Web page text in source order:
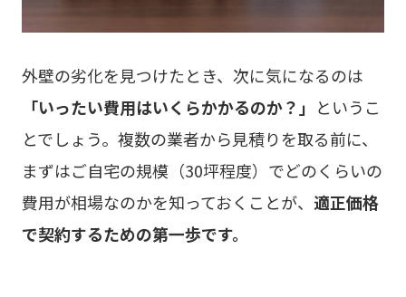
外壁の劣化を見つけたとき、次に気になるのは
「いったい費用はいくらかかるのか？」 というこ
とでしょう。複数の業者から見積りを取る前に、
まずはご自宅の規模（30坪程度）でどのくらいの
費用が相場なのかを知っておくことが、 適正価格
で契約するための第一歩です。